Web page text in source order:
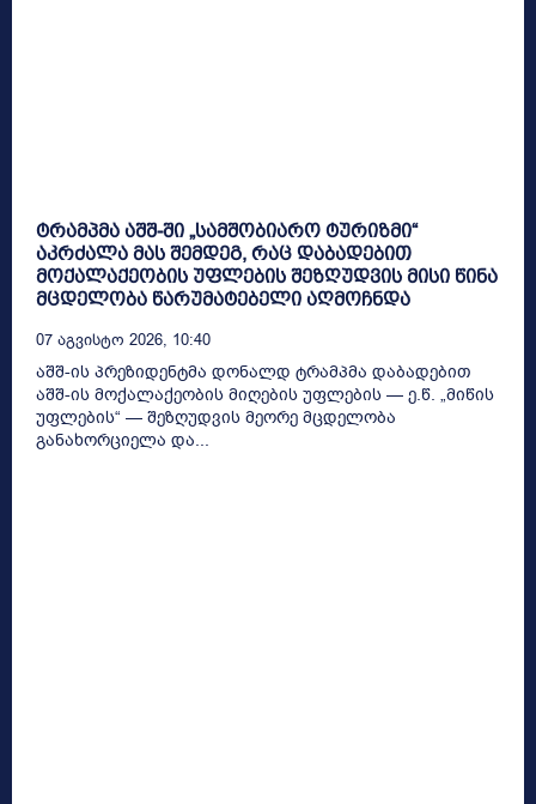
ტრამპმა აშშ-ში „სამშობიარო ტურიზმი“
აკრძალა მას შემდეგ, რაც დაბადებით
მოქალაქეობის უფლების შეზღუდვის მისი წინა
მცდელობა წარუმატებელი აღმოჩნდა
07 Აგვისტო 2026, 10:40
აშშ-ის პრეზიდენტმა დონალდ ტრამპმა დაბადებით
აშშ-ის მოქალაქეობის მიღების უფლების — ე.წ. „მიწის
უფლების“ — შეზღუდვის მეორე მცდელობა
განახორციელა და...